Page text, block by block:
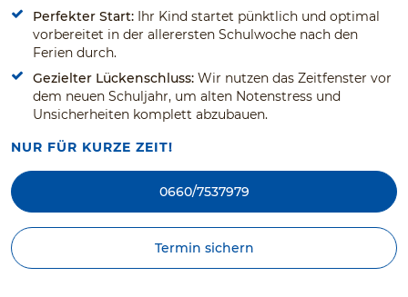
Perfekter Start: Ihr Kind startet pünktlich und optimal
vorbereitet in der allerersten Schulwoche nach den
Ferien durch.
Gezielter Lückenschluss: Wir nutzen das Zeitfenster vor
dem neuen Schuljahr, um alten Notenstress und
Unsicherheiten komplett abzubauen.
NUR FÜR KURZE ZEIT!
0660/7537979
Termin sichern